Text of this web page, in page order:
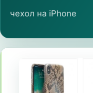
чехол на iPhone